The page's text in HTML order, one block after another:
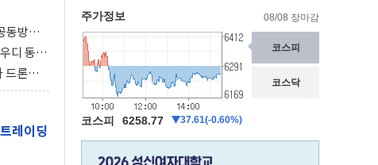
동방위
협에
디 동시
동 화
드론으
짓 깃발
레이딩